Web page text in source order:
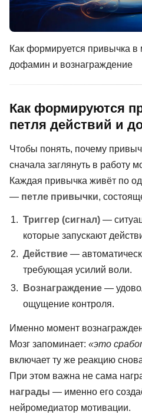
Как формируется привычка
дофамин и вознаграждение
Как формируются
петля действий и
Чтобы понять, почему
сначала заглянуть в работу
Каждая привычка живёт по
— петле привычки,
Триггер (сигнал) —
которые запускают
Действие —
требующая усилий воли.
Вознаграждение —
ощущение контроля.
Именно момент
Мозг запоминает: «это
включает ту же реакцию
При этом важна не сама
награды — именно его
нейромедиатор мотивации.